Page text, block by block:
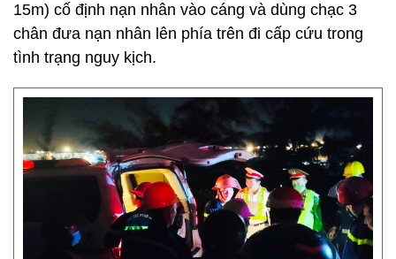
15m) cố định nạn nhân vào cáng và dùng chạc 3
chân đưa nạn nhân lên phía trên đi cấp cứu trong
tình trạng nguy kịch.